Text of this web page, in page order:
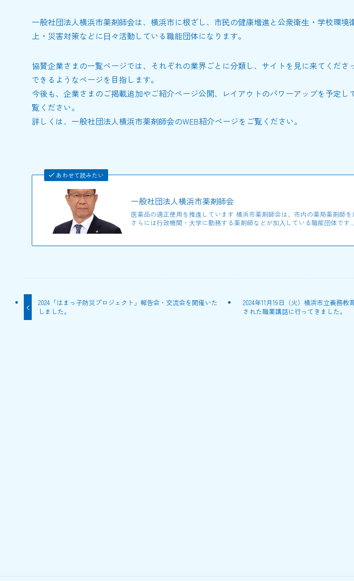
一般社団法人横浜市薬剤師会は、横浜市に根ざし、市⺠の健康増進と公衆衛⽣・学校環境
上・災害対策などに⽇々活動している職能団体になります。
協賛企業さまの一覧ページでは、それぞれの業界ごとに分類し、サイトを見に来てくださ
できるようなページを目指します。
今後も、企業さまのご掲載追加やご紹介ページ公開、レイアウトのパワーアップを予定し
覧ください。
詳しくは、一般社団法人横浜市薬剤師会のWEB紹介ページをご覧ください。
あわせて読みたい
一般社団法人横浜市薬剤師会
医薬品の適正使用を推進しています 横浜市薬剤師会は、市内の薬局薬剤師を
さらには⾏政機関・⼤学に勤務する薬剤師などが加⼊している職能団体です...
2024「はまっ子防災プロジェクト」報告会・交流会を開催いた
しました。
2024年11月19日（火）横浜市立義務
された職業講話に行ってきました。